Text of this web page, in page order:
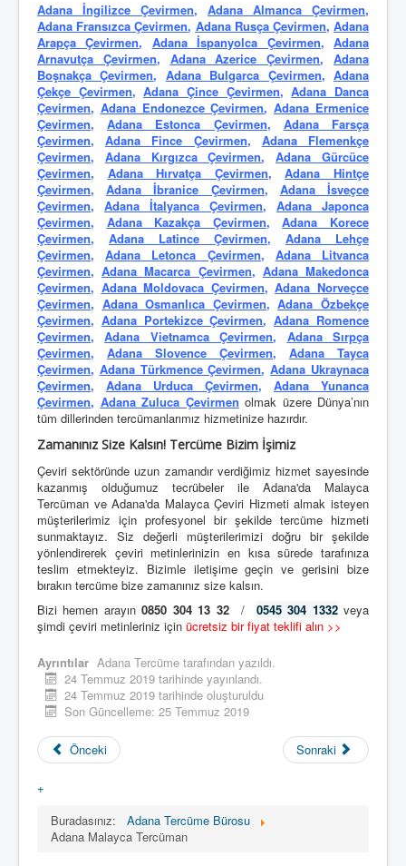
Adana İngilizce Çevirmen, Adana Almanca Çevirmen,
Adana Fransızca Çevirmen, Adana Rusça Çevirmen,Adana
Arapça Çevirmen, Adana İspanyolca Çevirmen,Adana
Arnavutça Çevirmen, Adana Azerice Çevirmen,Adana
Boşnakça Çevirmen, Adana Bulgarca Çevirmen,Adana
Çekçe Çevirmen,Adana Çince Çevirmen,Adana Danca
Çevirmen, Adana Endonezce Çevirmen,Adana Ermenice
Çevirmen,Adana Estonca Çevirmen, Adana Farsça
Çevirmen,Adana Fince Çevirmen, Adana Flemenkçe
Çevirmen, Adana Kırgızca Çevirmen,Adana Gürcüce
Çevirmen, Adana Hırvatça Çevirmen,Adana Hintçe
Çevirmen,Adana İbranice Çevirmen, Adana İsveçce
Çevirmen, Adana İtalyanca Çevirmen, Adana Japonca
Çevirmen, Adana Kazakça Çevirmen,Adana Korece
Çevirmen, Adana Latince Çevirmen, Adana Lehçe
Çevirmen,Adana Letonca Çevirmen, Adana Litvanca
Çevirmen,Adana Macarca Çevirmen, Adana Makedonca
Çevirmen, Adana Moldovaca Çevirmen,Adana Norveçce
Çevirmen, Adana Osmanlıca Çevirmen,Adana Özbekçe
Çevirmen, Adana Portekizce Çevirmen,Adana Romence
Çevirmen,Adana Vietnamca Çevirmen, Adana Sırpça
Çevirmen, Adana Slovence Çevirmen, Adana Tayca
Çevirmen, Adana Türkmence Çevirmen,Adana Ukraynaca
Çevirmen, Adana Urduca Çevirmen, Adana Yunanca
Çevirmen, Adana Zuluca Çevirmen olmak üzere Dünya’nın
tüm dillerinden tercümanlarımız hizmetinize hazırdır.
Zamanınız Size Kalsın! Tercüme Bizim İşimiz
Çeviri sektöründe uzun zamandır verdiğimiz hizmet sayesinde
kazanmış olduğumuz tecrübeler ile Adana'da Malayca
Tercüman ve Adana'da Malayca Çeviri Hizmeti almak isteyen
müşterilerimiz için profesyonel bir şekilde tercüme hizmeti
sunmaktayız. Siz değerli müşterilerimizi doğru bir şekilde
yönlendirerek çeviri metinlerinizin en kısa sürede tarafınıza
teslim etmekteyiz. Bizimle iletişime geçin ve gerisini bize
bırakın tercüme bize zamanınız size kalsın.
Bizi hemen arayın0850 304 13 32/ 0545 304 1332veya
şimdi çeviri metinleriniz için ücretsiz bir fiyat teklifi alın >>
Ayrıntılar Adana Tercüme tarafından yazıldı.
24 Temmuz 2019 tarihinde yayınlandı.
24 Temmuz 2019 tarihinde oluşturuldu
Son Güncelleme: 25 Temmuz 2019
Önceki Sonraki
+
Buradasınız:
Adana Tercüme Bürosu
Adana Malayca Tercüman